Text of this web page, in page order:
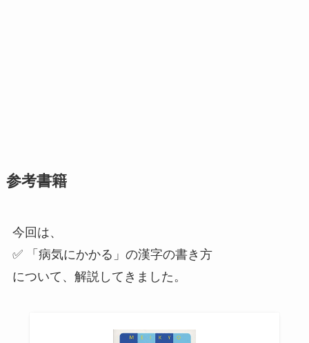
参考書籍
今回は、
✅ 「病気にかかる」の漢字の書き方
について、解説してきました。